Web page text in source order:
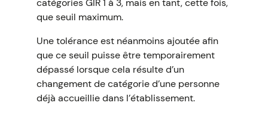
catégories GIR 1 à 3, mais en tant, cette fois,
que seuil maximum.
Une tolérance est néanmoins ajoutée afin
que ce seuil puisse être temporairement
dépassé lorsque cela résulte d’un
changement de catégorie d’une personne
déjà accueillie dans l’établissement.